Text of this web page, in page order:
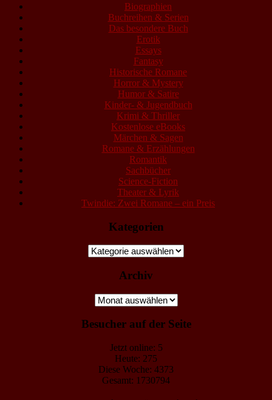
Biographien
Buchreihen & Serien
Das besondere Buch
Erotik
Essays
Fantasy
Historische Romane
Horror & Mystery
Humor & Satire
Kinder- & Jugendbuch
Krimi & Thriller
Kostenlose eBooks
Märchen & Sagen
Romane & Erzählungen
Romantik
Sachbücher
Science-Fiction
Theater & Lyrik
Twindie: Zwei Romane – ein Preis
Kategorien
Kategorien
Archiv
Archiv
Besucher auf der Seite
Jetzt online: 5
Heute: 275
Diese Woche: 4373
Gesamt: 1730794